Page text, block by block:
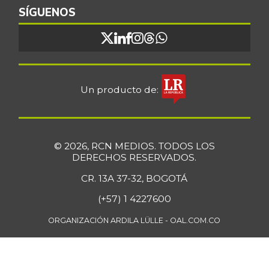
SÍGUENOS
Un producto de:
© 2026, RCN MEDIOS. TODOS LOS
DERECHOS RESERVADOS.
CR. 13A 37-32, BOGOTÁ
(+57) 1 4227600
ORGANIZACIÓN ARDILA LÜLLE - OAL.COM.CO